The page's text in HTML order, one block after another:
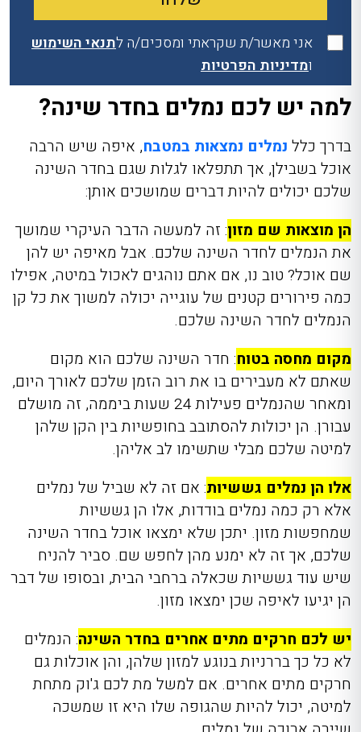
אני מאשר/ת שקראתי ומסכים/ה לתנאי השימוש
ומדיניות הפרטיות
למה יש לכם נמלים בחדר שינה?
בדרך כלל נמלים נמצאות במטבח, איפה שיש הרבה
אוכל בשבילן, אך תתפלאו לגלות שגם בחדר השינה
שלכם יכולים להיות דברים שמושכים אותן:
הן מוצאות שם מזון: זה למעשה הדבר העיקרי שמושך
את הנמלים לחדר השינה שלכם. אבל מאיפה יש להן
שם אוכל? טוב נו, אם אתם נוהגים לאכול במיטה, אפילו
כמה פירורים קטנים של עוגייה יכולה למשוך את כל קן
הנמלים לחדר השינה שלכם.
מקום מחסה בטוח: חדר השינה שלכם הוא מקום
שאתם לא מעבירים בו את רוב הזמן שלכם לאורך היום,
ומאחר שהנמלים פעילות 24 שעות ביממה, זה מושלם
עבורן. הן יכולות להסתובב בחופשיות בין הקן שלהן
למיטה שלכם מבלי שתשימו לב אליהן.
אלו הן נמלים גששיות: אם זה לא שביל של נמלים
אלא רק כמה נמלים בודדות, אלו הן גששיות
שמחפשות מזון. יתכן שלא ימצאו אוכל בחדר השינה
שלכם, אך זה לא ימנע מהן לחפש שם. סביר להניח
שיש עוד גששיות שכאלה ברחבי הבית, ובסופו של דבר
הן יגיעו לאיפה שכן ימצאו מזון.
יש לכם חרקים מתים אחרים בחדר השינה: הנמלים
לא כל כך בררניות בנוגע למזון שלהן, והן אוכלות גם
חרקים מתים אחרים. אם למשל מת לכם ג'וק מתחת
למיטה, יכול להיות שהגופה שלו היא זו שמשכה